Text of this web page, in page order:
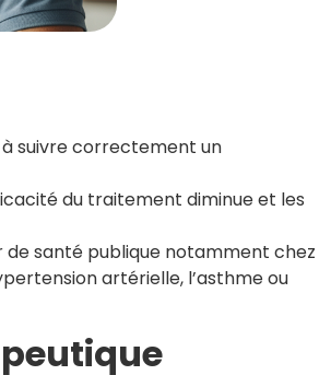
suivre correctement un
du traitement diminue et les
de santé publique notamment chez
artérielle, l’asthme ou